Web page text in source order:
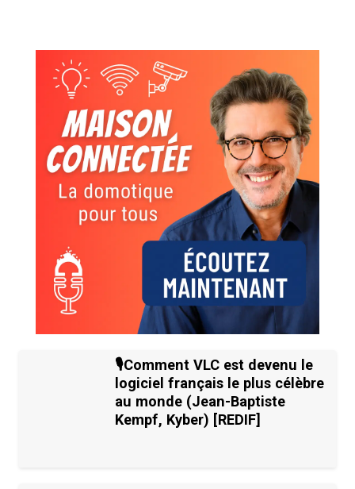
🎙️Comment VLC est devenu le
logiciel français le plus célèbre
au monde (Jean-Baptiste
Kempf, Kyber) [REDIF]